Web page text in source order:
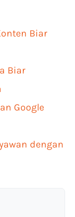
Biar
Biar
Google
dengan